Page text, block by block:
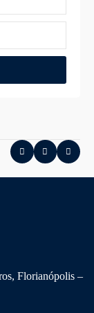
Florianópolis –